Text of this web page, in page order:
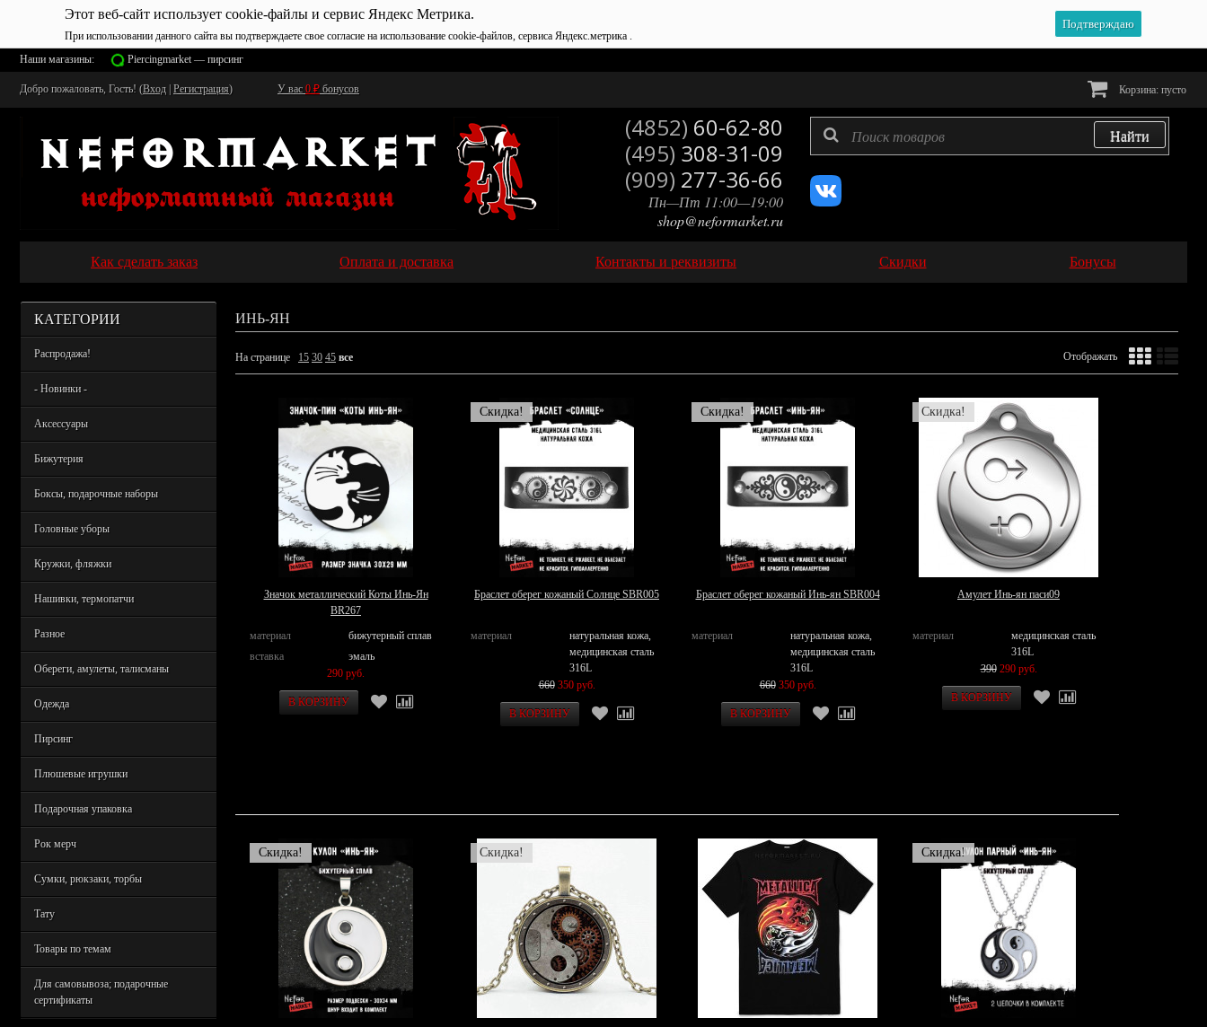
Этот веб-сайт использует cookie-файлы и сервис Яндекс Метрика.
При использовании данного сайта вы подтверждаете свое согласие на использование cookie-файлов, сервиса Яндекс.метрика .
Подтверждаю
Наши магазины: Piercingmarket — пирсинг
Добро пожаловать, Гость! (Вход Регистрация) У вас 0 ₽ бонусов Корзина: пусто
(4852) 60-62-80
(495) 308-31-09
(909) 277-36-66
Пн—Пт 11:00—19:00
shop@neformarket.ru
Как сделать заказ Оплата и доставка Контакты и реквизиты Скидки Бонусы
КАТЕГОРИИ
Распродажа!
- Новинки -
Аксессуары
Бижутерия
Боксы, подарочные наборы
Головные уборы
Кружки, фляжки
Нашивки, термопатчи
Разное
Обереги, амулеты, талисманы
Одежда
Пирсинг
Плюшевые игрушки
Подарочная упаковка
Рок мерч
Сумки, рюкзаки, торбы
Тату
Товары по темам
Для самовывоза; подарочные
сертификаты
ИНЬ-ЯН
На странице 15 30 45 все Отображать
Значок металлический Коты Инь-Ян
BR267
материал
бижутерный сплав
вставка
эмаль
290 руб.
Скидка!
Браслет оберег кожаный Солнце SBR005
материал
натуральная кожа,
медицинская сталь
316L
660 350 руб.
Скидка!
Браслет оберег кожаный Инь-ян SBR004
материал
натуральная кожа,
медицинская сталь
316L
660 350 руб.
Скидка!
Амулет Инь-ян паси09
материал
медицинская сталь
316L
390 290 руб.
Скидка! Скидка! Скидка!